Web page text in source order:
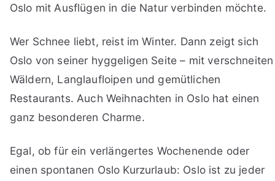
Oslo mit Ausflügen in die Natur verbinden möchte.
Wer Schnee liebt, reist im Winter. Dann zeigt sich
Oslo von seiner hyggeligen Seite – mit verschneiten
Wäldern, Langlaufloipen und gemütlichen
Restaurants. Auch Weihnachten in Oslo hat einen
ganz besonderen Charme.
Egal, ob für ein verlängertes Wochenende oder
einen spontanen Oslo Kurzurlaub: Oslo ist zu jeder